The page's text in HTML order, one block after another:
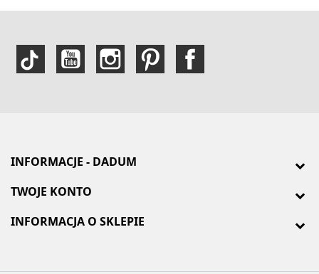
INFORMACJE - DADUM
TWOJE KONTO
INFORMACJA O SKLEPIE